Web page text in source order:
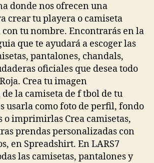
donde nos ofrecen una
crear tu playera o camiseta
tu nombre. Encontrarás en la
que te ayudará a escoger las
pantalones, chandals,
oficiales que desea todo
Crea tu imagen
la camiseta de f tbol de tu
usarla como foto de perfil, fondo
o imprimirlas Crea camisetas,
prendas personalizadas con
en Spreadshirt. En LARS7
las camisetas, pantalones y